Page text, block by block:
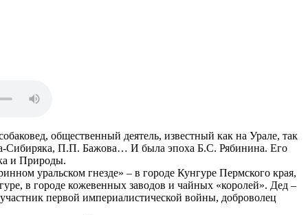
общественный деятель, известный как на Урале, так
Сибиряка, П.П. Бажова… И была эпоха Б.С. Рябинина. Его
и Природы.
уральском гнезде» – в городе Кунгуре Пермского края,
в городе кожевенных заводов и чайных «королей». Дед –
первой империалистической войны, доброволец